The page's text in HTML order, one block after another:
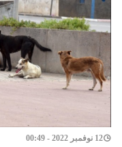
12 نوفمبر 2022 - 00:49